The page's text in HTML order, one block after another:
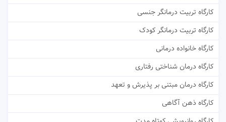
کارگاه تربیت درمانگر جنسی
کارگاه تربیت درمانگر کودک
کارگاه خانواده درمانی
کارگاه درمان شناختی رفتاری
کارگاه درمان مبتنی بر پذیرش و تعهد
کارگاه ذهن آگاهی